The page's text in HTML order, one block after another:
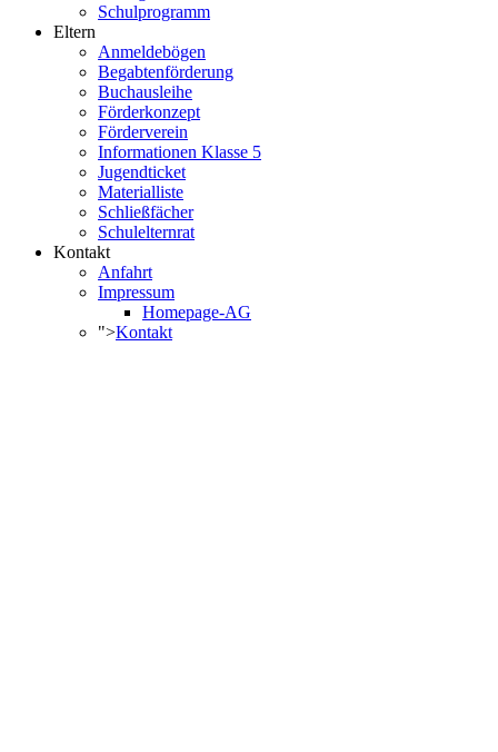
Schulprogramm
Eltern
Anmeldebögen
Begabtenförderung
Buchausleihe
Förderkonzept
Förderverein
Informationen Klasse 5
Jugendticket
Materialliste
Schließfächer
Schulelternrat
Kontakt
Anfahrt
Impressum
Homepage-AG
">Kontakt